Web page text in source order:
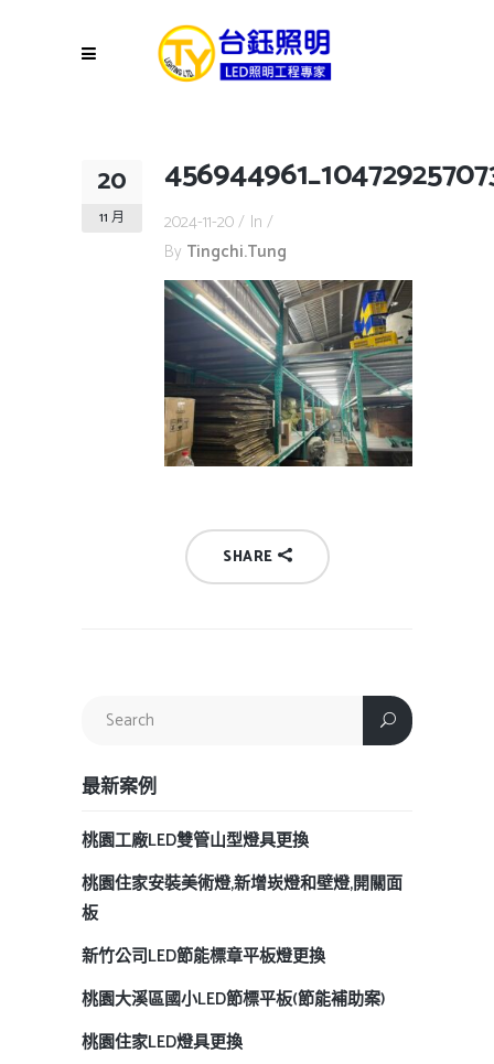
20
11 月 2024-11-20
In
By Tingchi.tung
SHARE
最新案例
桃園工廠LED雙管山型燈具更換
桃園住家安裝美術燈,新增崁燈和壁燈,開關面
板
新竹公司LED節能標章平板燈更換
桃園大溪區國小LED節標平板(節能補助案)
桃園住家LED燈具更換